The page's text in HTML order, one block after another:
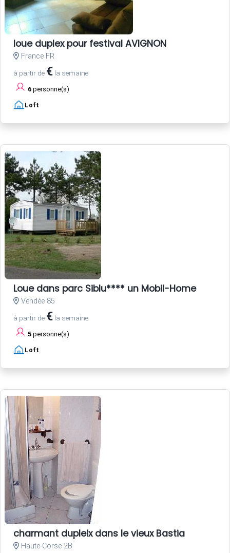
loue duplex pour festival AVIGNON
France FR
à partir de € la semaine
6 personne(s)
Loft
Loue dans parc Siblu**** un Mobil-Home
Vendée 85
à partir de € la semaine
5 personne(s)
Loft
charmant dupleix dans le vieux Bastia
Haute-Corse 2B